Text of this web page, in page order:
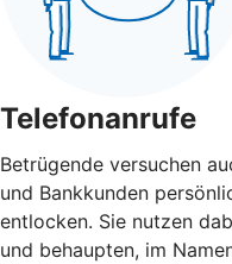
Telefonanrufe
Betrügende versuchen
und Bankkunden
entlocken. Sie nutzen
und behaupten, im